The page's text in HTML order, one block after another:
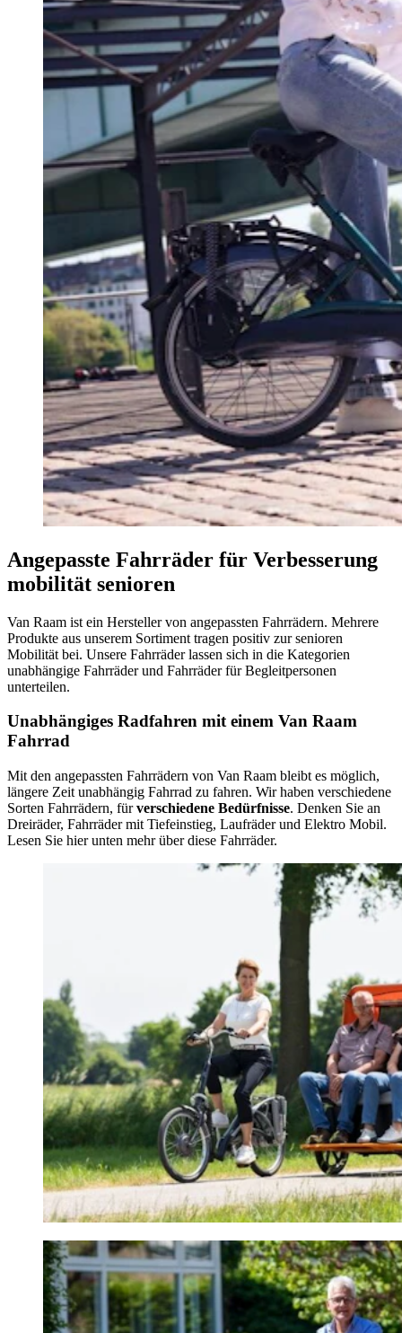
Angepasste Fahrräder für Verbesserung
mobilität senioren
Van Raam ist ein Hersteller von angepassten Fahrrädern. Mehrere
Produkte aus unserem Sortiment tragen positiv zur senioren
Mobilität bei. Unsere Fahrräder lassen sich in die Kategorien
unabhängige Fahrräder und Fahrräder für Begleitpersonen
unterteilen.
Unabhängiges Radfahren mit einem Van Raam
Fahrrad
Mit den angepassten Fahrrädern von Van Raam bleibt es möglich,
längere Zeit unabhängig Fahrrad zu fahren. Wir haben verschiedene
Sorten Fahrrädern, fürverschiedene Bedürfnisse. Denken Sie an
Dreiräder, Fahrräder mit Tiefeinstieg, Laufräder und Elektro Mobil.
Lesen Sie hier unten mehr über diese Fahrräder.